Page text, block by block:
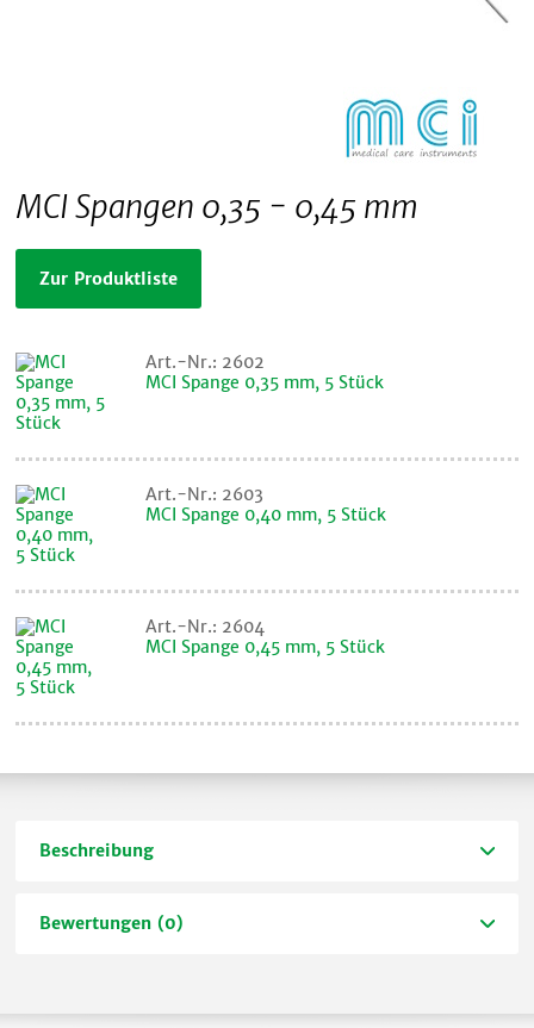
MCI Spangen 0,35 - 0,45 mm
Zur Produktliste
Art.-Nr.: 2602
MCI Spange 0,35 mm, 5 Stück
Art.-Nr.: 2603
MCI Spange 0,40 mm, 5 Stück
Art.-Nr.: 2604
MCI Spange 0,45 mm, 5 Stück
Beschreibung
Bewertungen (0)